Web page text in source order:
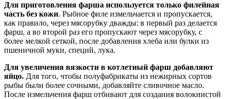
Для приготовления фарша используется только филейная
часть без кожи. Рыбное филе измельчается и пропускается,
как правило, через мясорубку дважды: в первый раз делается
фарш, а во второй раз его пропускают через мясорубку, с
более мелкой сеткой, после добавления хлеба или булки из
пшеничной муки, специй, лука.
Для увеличения вязкости в котлетный фарш добавляют
яйцо. Для того, чтобы полуфабрикаты из нежирных сортов
рыбы были более сочными, добавляйте сливочное масло.
После измельчения фарш отбивают для создания волокнистой